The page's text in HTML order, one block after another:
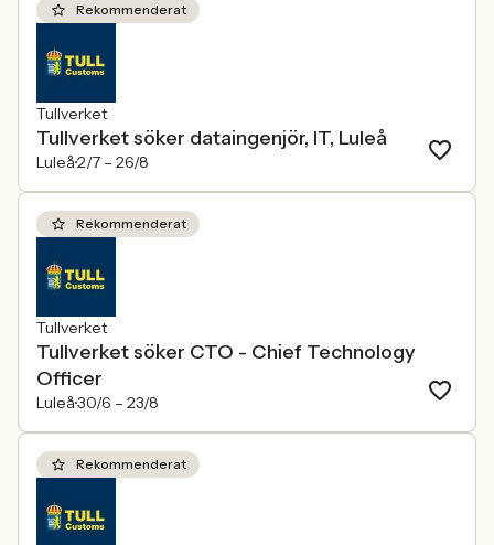
Rekommenderat
Tullverket
Tullverket söker dataingenjör, IT, Luleå
Luleå2/7 – 26/8
Rekommenderat
Tullverket
Tullverket söker CTO - Chief Technology
Officer
Luleå30/6 – 23/8
Rekommenderat